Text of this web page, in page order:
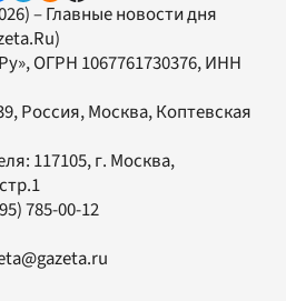
– Главные новости дня
, ОГРН 1067761730376, ИНН
Россия, Москва, Коптевская
117105, г. Москва,
785-00-12